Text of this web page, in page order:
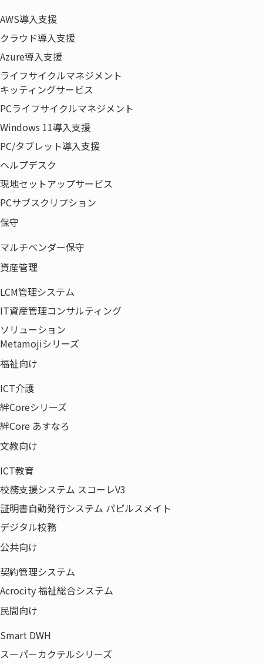
AWS導入支援
クラウド導入支援
Azure導入支援
ライフサイクルマネジメント
キッティングサービス
PCライフサイクルマネジメント
Windows 11導入支援
PC/タブレット導入支援
ヘルプデスク
現地セットアップサービス
PCサブスクリプション
保守
マルチベンダー保守
資産管理
LCM管理システム
IT資産管理コンサルティング
ソリューション
Metamojiシリーズ
福祉向け
ICT介護
絆Coreシリーズ
絆Core あすなろ
文教向け
ICT教育
校務支援システム スコーレV3
証明書自動発行システム パピルスメイト
デジタル校務
公共向け
契約管理システム
Acrocity 福祉総合システム
民間向け
Smart DWH
スーパーカクテルシリーズ
開催概要
日 時 2021年7月14日（水）13:30～15:40
参加URL 開催当日にお送りします
対 象
各企業の総務ご担当者様、企画ご担当者様
※競合にあたる企業様はお申込みをお断りさ
聴 講
無料/YouTubeにて配信 お申込み締め切り:7
主 催 株式会社内田洋行
わせ
TEL:03-5639-2263
担当:桑原
〒135-0042
東京都江東区木場5-8-40
東京パークサイドビル12F